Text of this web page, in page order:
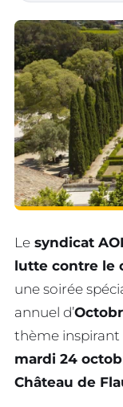
Le syndicat
lutte contre le
une soirée
annuel d’
thème inspirant
mardi 24
Château de